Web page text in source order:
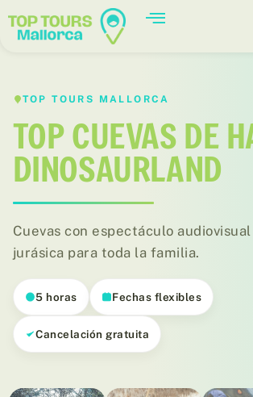
TOP TOURS MALLORCA
TOP CUEVAS DE
DINOSAURLAND
Cuevas con espectáculo
jurásica para toda la familia.
5 horas Fechas flexibles
Cancelación gratuita